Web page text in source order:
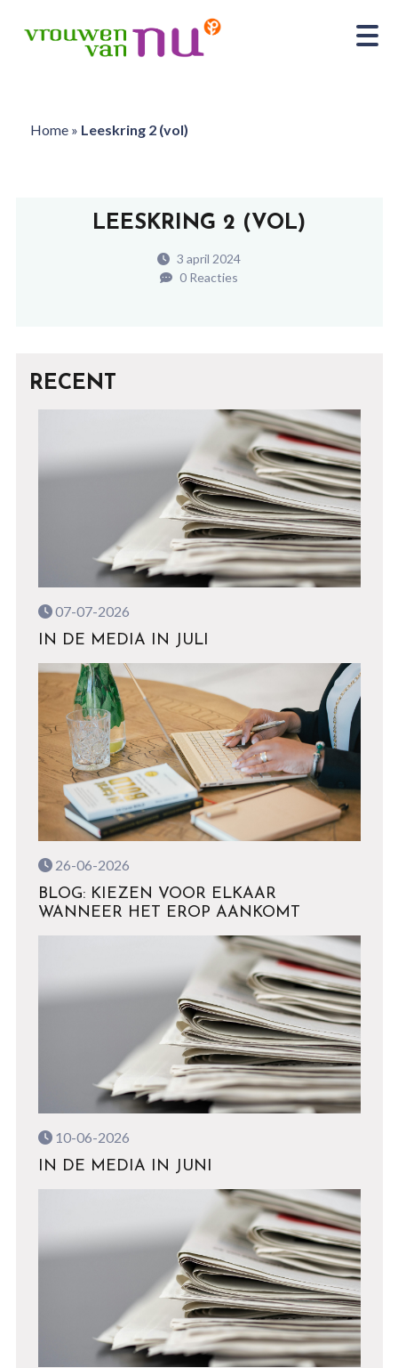
Home» Leeskring 2 (vol)
LEESKRING 2 (VOL)
3 april 2024
0 Reacties
RECENT
07-07-2026
IN DE MEDIA IN JULI
26-06-2026
BLOG: KIEZEN VOOR ELKAAR
WANNEER HET EROP AANKOMT
10-06-2026
IN DE MEDIA IN JUNI